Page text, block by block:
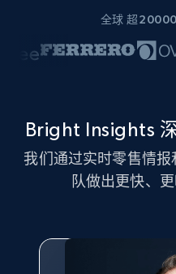
全球 超
Bright Insights
我们通过实时零售情报
队做出更快、